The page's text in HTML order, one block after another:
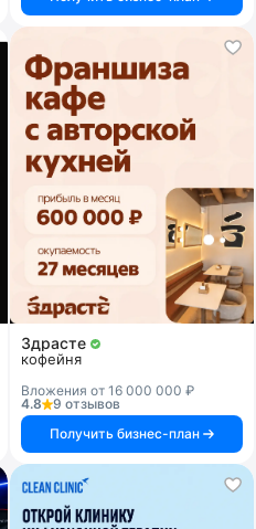
Здрасте
кофейня
Вложения от 16 000 000 ₽
4.8
9 отзывов
Получить бизнес-план